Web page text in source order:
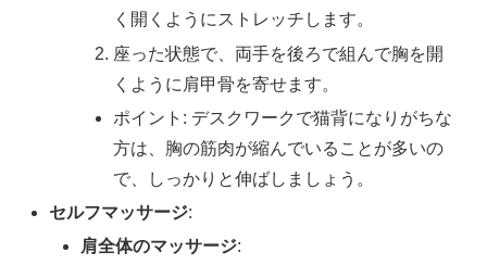
く開くようにストレッチします。
座った状態で、両手を後ろで組んで胸を開
くように肩甲骨を寄せます。
ポイント: デスクワークで猫背になりがちな
方は、胸の筋肉が縮んでいることが多いの
で、しっかりと伸ばしましょう。
セルフマッサージ:
肩全体のマッサージ: